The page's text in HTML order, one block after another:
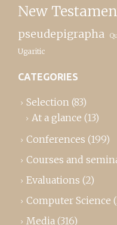
New
pseudepigrapha
Ugaritic
CATEGORIES
Selection (83)
At a glance (13)
Conferences (199)
Courses and
Evaluations (2)
Computer Science
Media (316)